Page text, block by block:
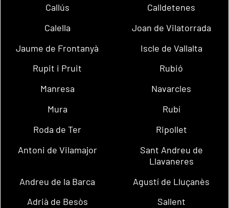
Callús
Calldetenes
Calella
Joan de Vilatorrada
Jaume de Frontanyà
Iscle de Vallalta
Rupit i Pruit
Rubió
Manresa
Navarcles
Mura
Rubí
Roda de Ter
Ripollet
Antoni de Vilamajor
Sant Andreu de
Llavaneres
Andreu de la Barca
Agustí de Lluçanès
Adrià de Besòs
Sallent